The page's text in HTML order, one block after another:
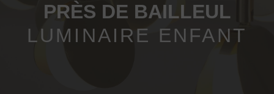
PRÈS DE BAILLEUL
LUMINAIRE ENFANT